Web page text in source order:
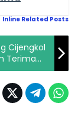
Inline Related Posts
Cijengkol
Terima